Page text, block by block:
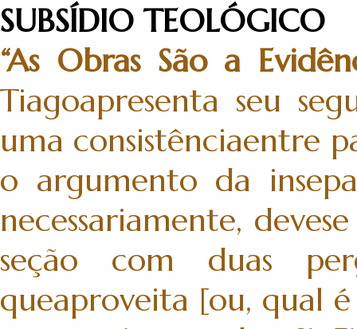
SUBSÍDIO TEOLÓGICO
“As Obras São a
Tiagoapresenta seu
uma consistênciaentre
o argumento da
necessariamente,
seção com duas
queaproveita [ou, qual